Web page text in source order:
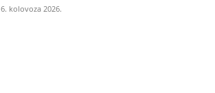
6. kolovoza 2026.